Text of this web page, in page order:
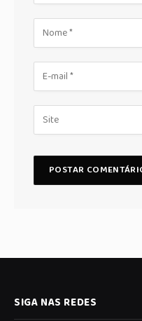
SIGA NAS REDES